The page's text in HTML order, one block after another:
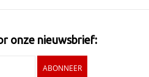
onze nieuwsbrief:
ABONNEER